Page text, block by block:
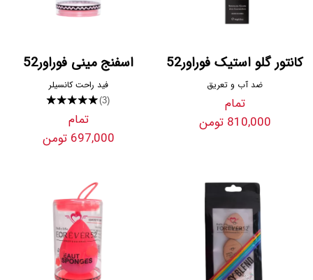
کانتور گلو استیک فوراور52
ضد آب و تعریق
تمام
810,000 تومن
اسفنج مینی فوراور52
فید راحت کانسیلر
★★★★★(3)
تمام
697,000 تومن